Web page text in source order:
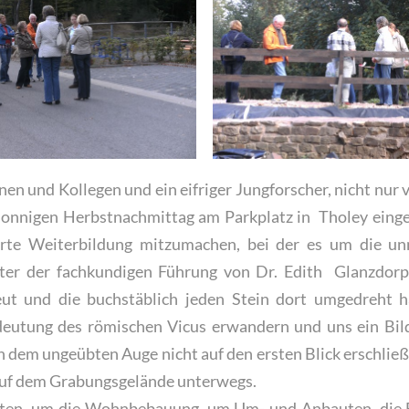
und Kollegen und ein eifriger Jungforscher, nicht nur
Herbstnachmittag am Parkplatz in Tholey
Weiterbildung mitzumachen, bei der es um die
der fachkundigen Führung von Dr. Edith
und die buchstäblich jeden Stein dort umgedreht
des römischen Vicus erwandern und uns ein
dem ungeübten Auge nicht auf den ersten Blick
dem Grabungsgelände unterwegs.